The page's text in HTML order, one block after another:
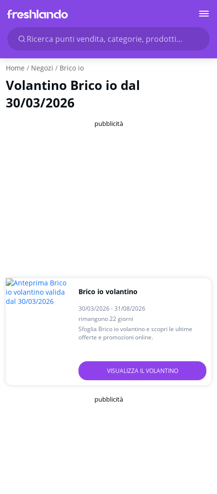
Ricerca punti vendita, categorie, prodotti...
Home Negozi Brico io
Volantino Brico io dal
30/03/2026
pubblicità
Brico io volantino
30/03/2026 - 31/08/2026
rimangono 22 giorni
Sfoglia Brico io volantino e scopri le ultime
offerte e promozioni online.
VISUALIZZA IL VOLANTINO
pubblicità